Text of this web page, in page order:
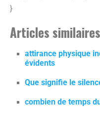
}
Articles similaires
attirance physique
évidents
Que signifie le
combien de temps